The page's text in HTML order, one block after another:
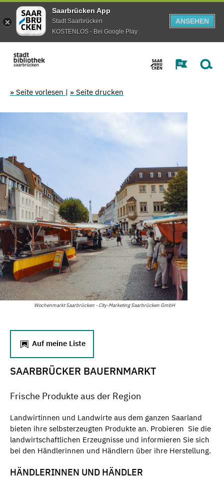
Saarbrücken App
Stadt Saarbrücken
KOSTENLOS - Bei Google Play
ANSEHEN
» Seite vorlesen | » Seite drucken
Wochenmarkt Saarbrücken - City-Marketing Saarbrücken GmbH
Auf meine Liste
SAARBRÜCKER BAUERNMARKT
Frische Produkte aus der Region
Landwirtinnen und Landwirte aus dem ganzen Saarland
bieten ihre selbsterzeugten Produkte an. Probieren Sie die
landwirtschaftlichen Erzeugnisse und informieren Sie sich
bei den Händlerinnen und Händlern über ihre Herstellung.
HÄNDLERINNEN UND HÄNDLER